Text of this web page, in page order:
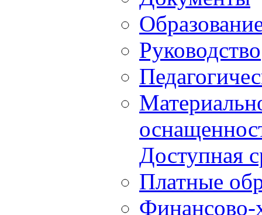
Руководство
Доступная
Платные
Финансово-